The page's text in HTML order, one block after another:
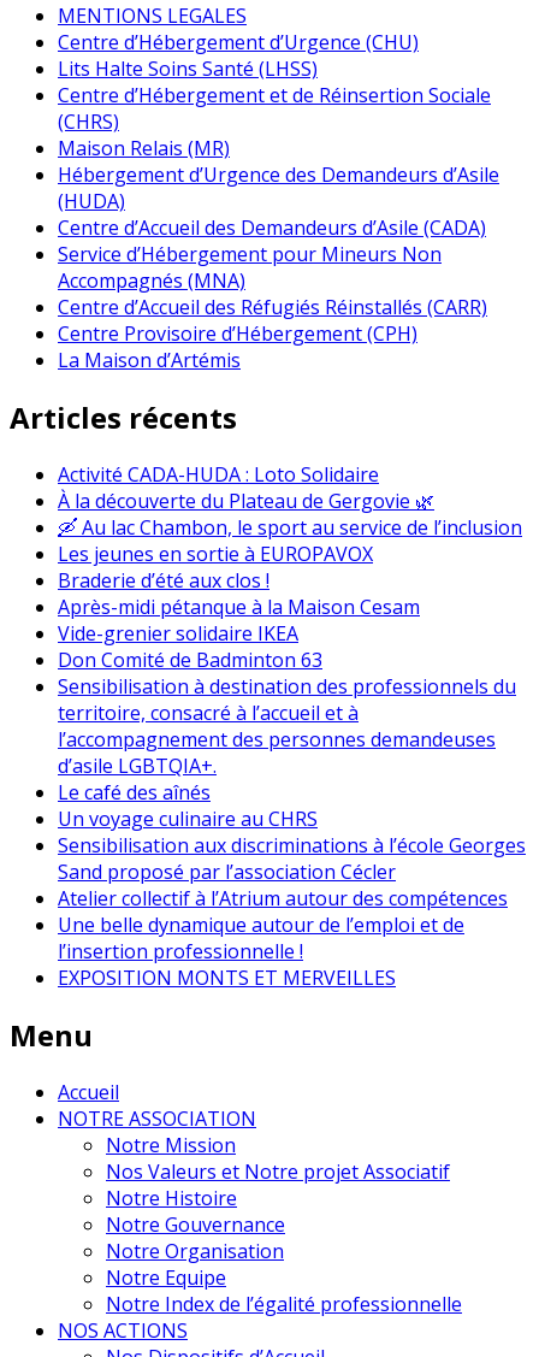
MENTIONS LEGALES
Centre d’Hébergement d’Urgence (CHU)
Lits Halte Soins Santé (LHSS)
Centre d’Hébergement et de Réinsertion Sociale
(CHRS)
Maison Relais (MR)
Hébergement d’Urgence des Demandeurs d’Asile
(HUDA)
Centre d’Accueil des Demandeurs d’Asile (CADA)
Service d’Hébergement pour Mineurs Non
Accompagnés (MNA)
Centre d’Accueil des Réfugiés Réinstallés (CARR)
Centre Provisoire d’Hébergement (CPH)
La Maison d’Artémis
Articles récents
Activité CADA-HUDA : Loto Solidaire
À la découverte du Plateau de Gergovie 🌿
🛶 Au lac Chambon, le sport au service de l’inclusion
Les jeunes en sortie à EUROPAVOX
Braderie d’été aux clos !
Après-midi pétanque à la Maison Cesam
Vide-grenier solidaire IKEA
Don Comité de Badminton 63
Sensibilisation à destination des professionnels du
territoire, consacré à l’accueil et à
l’accompagnement des personnes demandeuses
d’asile LGBTQIA+.
Le café des aînés
Un voyage culinaire au CHRS
Sensibilisation aux discriminations à l’école Georges
Sand proposé par l’association Cécler
Atelier collectif à l’Atrium autour des compétences
Une belle dynamique autour de l’emploi et de
l’insertion professionnelle !
EXPOSITION MONTS ET MERVEILLES
Menu
Accueil
NOTRE ASSOCIATION
Notre Mission
Nos Valeurs et Notre projet Associatif
Notre Histoire
Notre Gouvernance
Notre Organisation
Notre Equipe
Notre Index de l’égalité professionnelle
NOS ACTIONS